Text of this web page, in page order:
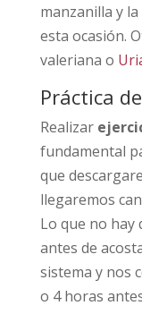
manzanilla y
esta ocasión.
valeriana o
Práctica
Realizar
fundamental
que
llegaremos
Lo que no hay
antes de
sistema y nos
o 4 horas